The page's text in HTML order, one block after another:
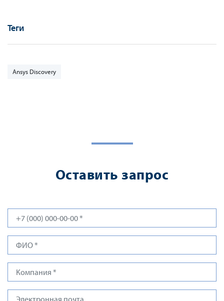
Теги
Ansys Discovery
Оставить запрос